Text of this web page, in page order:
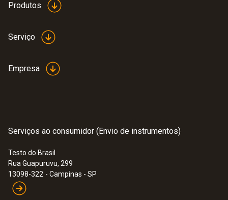
Plastico
Product colour
:0632 3510
testo 350 -
Produtos
Serviço
Empresa
Serviços ao consumidor (Envio de instrumentos)
Testo do Brasil
Rua Guapuruvu, 299
13098-322 - Campinas - SP